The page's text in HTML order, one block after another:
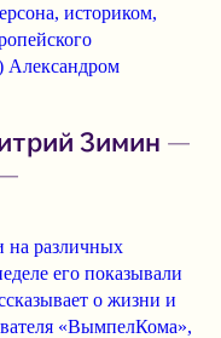
историком,
Александром
Зимин —
на различных
его показывали
о жизни и
«ВымпелКома»,